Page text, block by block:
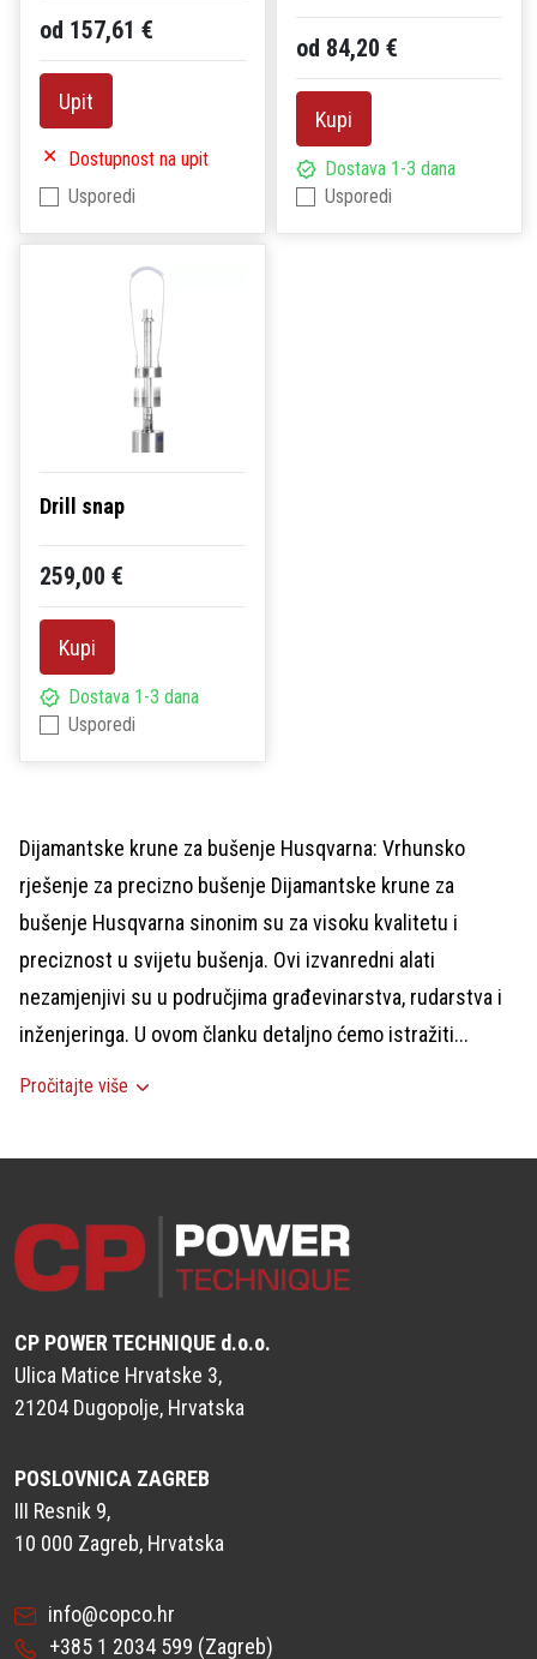
od 157,61 €
Upit
Dostupnost na upit
Usporedi
od 84,20 €
Kupi
Dostava 1-3 dana
Usporedi
Drill snap
259,00 €
Kupi
Dostava 1-3 dana
Usporedi
Dijamantske krune za bušenje Husqvarna: Vrhunsko
rješenje za precizno bušenje Dijamantske krune za
bušenje Husqvarna sinonim su za visoku kvalitetu i
preciznost u svijetu bušenja. Ovi izvanredni alati
nezamjenjivi su u područjima građevinarstva, rudarstva i
inženjeringa. U ovom članku detaljno ćemo istražiti...
Pročitajte više
CP POWER TECHNIQUE d.o.o.
Ulica Matice Hrvatske 3,
21204 Dugopolje, Hrvatska
POSLOVNICA ZAGREB
III Resnik 9,
10 000 Zagreb, Hrvatska
info@copco.hr
+385 1 2034 599 (Zagreb)